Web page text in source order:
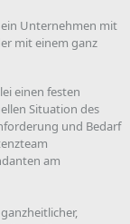
Unternehmen mit
mit einem ganz
einen festen
Situation des
und Bedarf
am